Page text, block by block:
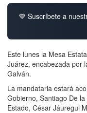
💙 Suscríbete a
Este lunes la Mesa
Juárez, encabezada por
Galván.
La mandataria estará
Gobierno, Santiago De
Estado, César Jáuregui